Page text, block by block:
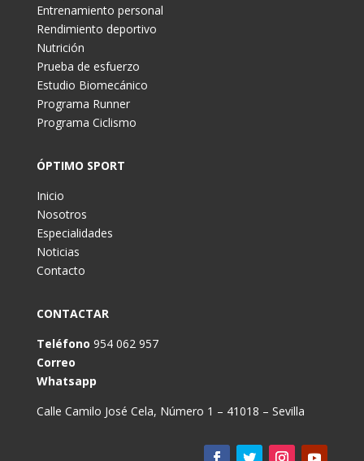
Entrenamiento personal
Rendimiento deportivo
Nutrición
Prueba de esfuerzo
Estudio Biomecánico
Programa Runner
Programa Ciclismo
ÓPTIMO SPORT
Inicio
Nosotros
Especialidades
Noticias
Contacto
CONTACTAR
Teléfono 954 062 957
Correo
Whatsapp
Calle Camilo José Cela, Número 1 – 41018 – Sevilla